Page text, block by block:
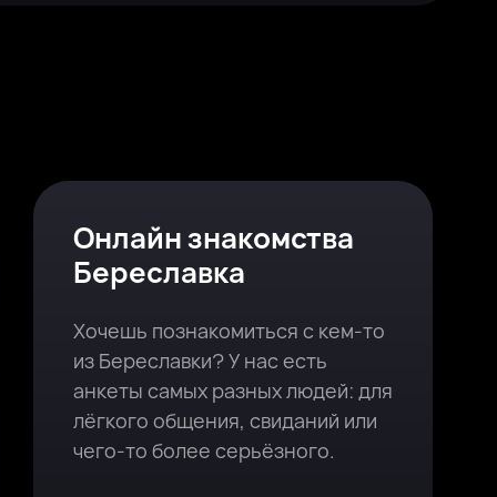
Онлайн знакомства
Береславка
Хочешь познакомиться с кем-то
из Береславки? У нас есть
анкеты самых разных людей: для
лёгкого общения, свиданий или
чего-то более серьёзного.